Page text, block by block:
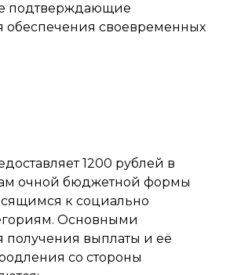
подтверждающие
обеспечения своевременных
1200 рублей в
очной бюджетной формы
к социально
Основными
получения выплаты и её
со стороны